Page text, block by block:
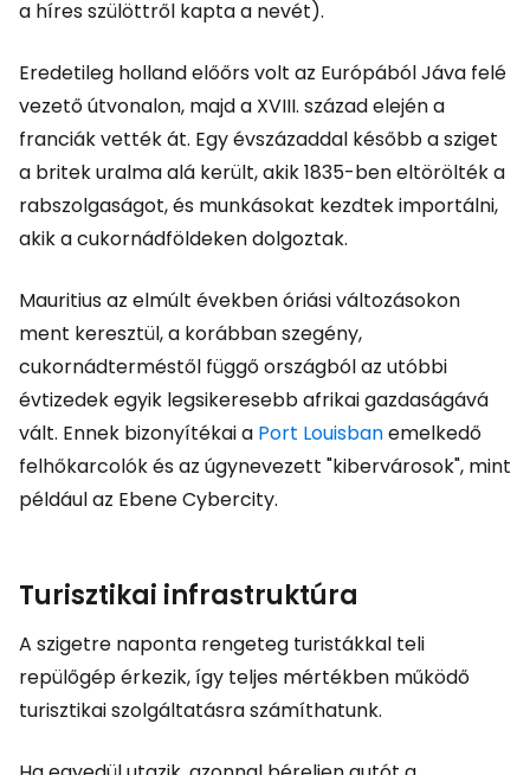
a híres szülöttről kapta a nevét).
Eredetileg holland előőrs volt az Európából Jáva felé
vezető útvonalon, majd a XVIII. század elején a
franciák vették át. Egy évszázaddal később a sziget
a britek uralma alá került, akik 1835-ben eltörölték a
rabszolgaságot, és munkásokat kezdtek importálni,
akik a cukornádföldeken dolgoztak.
Mauritius az elmúlt években óriási változásokon
ment keresztül, a korábban szegény,
cukornádterméstől függő országból az utóbbi
évtizedek egyik legsikeresebb afrikai gazdaságává
vált. Ennek bizonyítékai a Port Louisbanemelkedő
felhőkarcolók és az úgynevezett "kibervárosok", mint
például az Ebene Cybercity.
Turisztikai infrastruktúra
A szigetre naponta rengeteg turistákkal teli
repülőgép érkezik, így teljes mértékben működő
turisztikai szolgáltatásra számíthatunk.